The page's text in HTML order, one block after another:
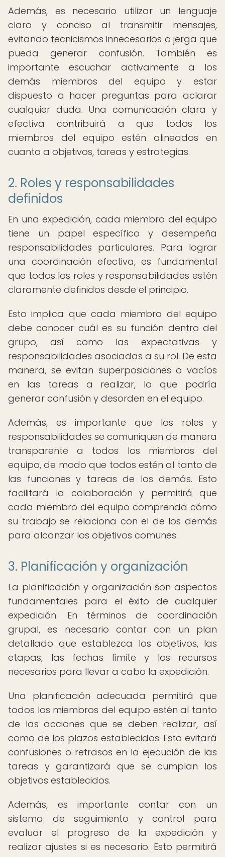
Además, es necesario utilizar un lenguaje
claro y conciso al transmitir mensajes,
evitando tecnicismos innecesarios o jerga que
pueda generar confusión. También es
importante escuchar activamente a los
demás miembros del equipo y estar
dispuesto a hacer preguntas para aclarar
cualquier duda. Una comunicación clara y
efectiva contribuirá a que todos los
miembros del equipo estén alineados en
cuanto a objetivos, tareas y estrategias.
2. Roles y responsabilidades
definidos
En una expedición, cada miembro del equipo
tiene un papel específico y desempeña
responsabilidades particulares. Para lograr
una coordinación efectiva, es fundamental
que todos los roles y responsabilidades estén
claramente definidos desde el principio.
Esto implica que cada miembro del equipo
debe conocer cuál es su función dentro del
grupo, así como las expectativas y
responsabilidades asociadas a su rol. De esta
manera, se evitan superposiciones o vacíos
en las tareas a realizar, lo que podría
generar confusión y desorden en el equipo.
Además, es importante que los roles y
responsabilidades se comuniquen de manera
transparente a todos los miembros del
equipo, de modo que todos estén al tanto de
las funciones y tareas de los demás. Esto
facilitará la colaboración y permitirá que
cada miembro del equipo comprenda cómo
su trabajo se relaciona con el de los demás
para alcanzar los objetivos comunes.
3. Planificación y organización
La planificación y organización son aspectos
fundamentales para el éxito de cualquier
expedición. En términos de coordinación
grupal, es necesario contar con un plan
detallado que establezca los objetivos, las
etapas, las fechas límite y los recursos
necesarios para llevar a cabo la expedición.
Una planificación adecuada permitirá que
todos los miembros del equipo estén al tanto
de las acciones que se deben realizar, así
como de los plazos establecidos. Esto evitará
confusiones o retrasos en la ejecución de las
tareas y garantizará que se cumplan los
objetivos establecidos.
Además, es importante contar con un
sistema de seguimiento y control para
evaluar el progreso de la expedición y
realizar ajustes si es necesario. Esto permitirá